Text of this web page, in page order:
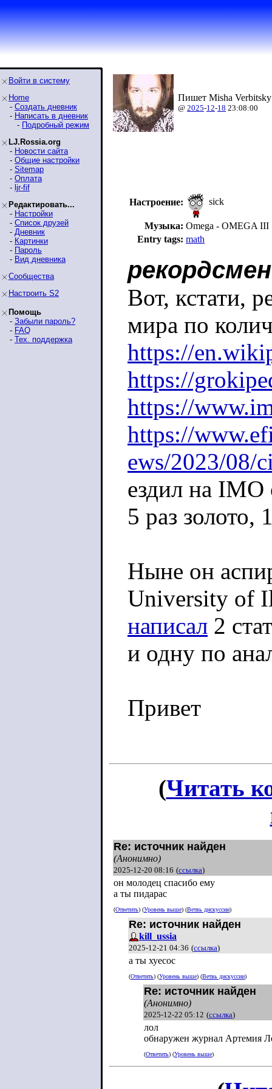
Войти в систему
Home
- Создать дневник
- Написать в дневник
- Подробный режим
LJ.Rossia.org
- Новости сайта
- Общие настройки
- Sitemap
- Оплата
- ljr-fif
Редактировать...
- Настройки
- Список друзей
- Дневник
- Картинки
- Пароль
- Вид дневника
Сообщества
Настроить S2
Помощь
- Забыли пароль?
- FAQ
- Тех. поддержка
Пишет Misha
@ 2025-12-18 23:08:00
Настроение: sick
Музыка: Omega - OMEGA III
Entry tags: math
рекордсмен
Вот, кстати,
мира по
https://
https://
https://
https://
ews/2023/08/
ездил на
5 раз золото,
Ныне он
University of
написал 2
и одну по
Привет
(Читать
Re: источник найден
(Анонимно)
2025-12-20 08:16 (ссылка)
он молодец спасибо ему
а ты пидарас
(Ответить) (Уровень выше) (Ветвь дискуссии)
Re: источник найден
kill_ussia
2025-12-21 04:36 (ссылка)
а ты хуесос
(Ответить) (Уровень выше) (Ветвь дискуссии)
Re: источник найден
(Анонимно)
2025-12-22 05:12 (ссылка)
лол
обнаружен журнал Артемия
(Ответить) (Уровень выше)